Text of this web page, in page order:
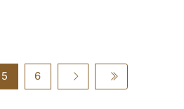
5 6